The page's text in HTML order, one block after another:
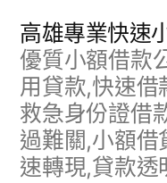
高雄專業快速
優質小額借款
用貸款,快速借
救急身份證借
過難關,小額借
速轉現,貸款透